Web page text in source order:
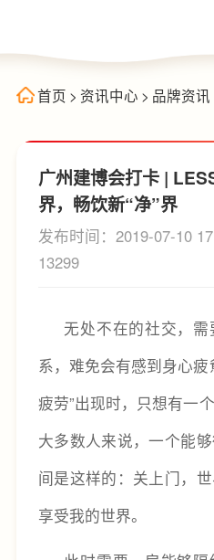
首页 > 资讯中心 > 品牌资讯
广州建博会打卡 |
界，畅饮新“净”界
发布时间：2019-07-10
13299
无处不在的社交，需
系，难免会有感到身心
疲劳”出现时，只想有一
大多数人来说，一个能
间是这样的：关上门，
享受我的世界。